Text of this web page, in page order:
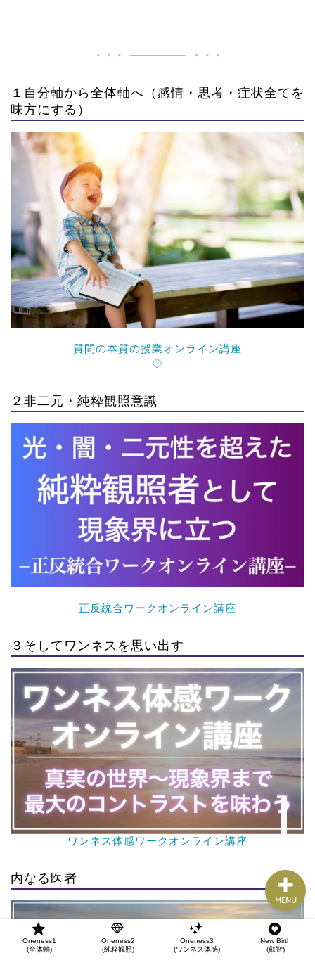
１自分軸から全体軸へ（感情・思考・症状全てを
味方にする）
質問の本質の授業オンライン講座
◇
２非二元・純粋観照意識
正反統合ワークオンライン講座
３そしてワンネスを思い出す
ワンネス体感ワークオンライン講座
内なる医者
Oneness1
(全体軸)
Oneness2
(純粋観照)
Oneness3
(ワンネス体感)
New Birth
(叡智)
MENU
(全体軸)
Oneness2
(純粋観照)
Oneness3
(ワンネス体感)
New Birth
(叡智)